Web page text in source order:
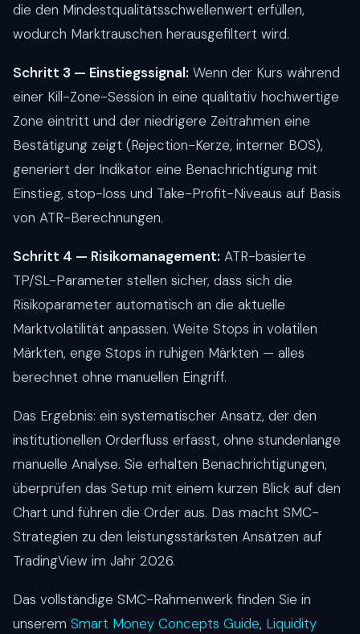
die den Mindestqualitätsschwellenwert erfüllen,
wodurch Marktrauschen herausgefiltert wird.
Schritt 3 — Einstiegssignal: Wenn der Kurs während
einer Kill-Zone-Session in eine qualitativ hochwertige
Zone eintritt und der niedrigere Zeitrahmen eine
Bestätigung zeigt (Rejection-Kerze, interner BOS),
generiert der Indikator eine Benachrichtigung mit
Einstieg, stop-loss und Take-Profit-Niveaus auf Basis
von ATR-Berechnungen.
Schritt 4 — Risikomanagement: ATR-basierte
TP/SL-Parameter stellen sicher, dass sich die
Risikoparameter automatisch an die aktuelle
Marktvolatilität anpassen. Weite Stops in volatilen
Märkten, enge Stops in ruhigen Märkten — alles
berechnet ohne manuellen Eingriff.
Das Ergebnis: ein systematischer Ansatz, der den
institutionellen Orderfluss erfasst, ohne stundenlange
manuelle Analyse. Sie erhalten Benachrichtigungen,
überprüfen das Setup mit einem kurzen Blick auf den
Chart und führen die Order aus. Das macht SMC-
Strategien zu den leistungsstärksten Ansätzen auf
TradingView im Jahr 2026.
Das vollständige SMC-Rahmenwerk finden Sie in
unserem Smart Money Concepts Guide, Liquidity